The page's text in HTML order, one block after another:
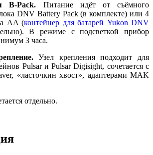
B-Pack. Питание идёт от съёмного
DNV Battery Pack (в комплекте) или 4
AA (контейнер для батарей Yukon DNV
В режиме с подсветкой прибор
3 часа.
Узел крепления подходит для
Pulsar и Pulsar Digisight, сочетается с
«ласточкин хвост», адаптерами MAK
отдельно.